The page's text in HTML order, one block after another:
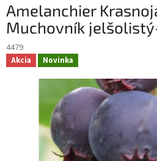
Amelanchier
Muchovník
4479
Akcia Novinka